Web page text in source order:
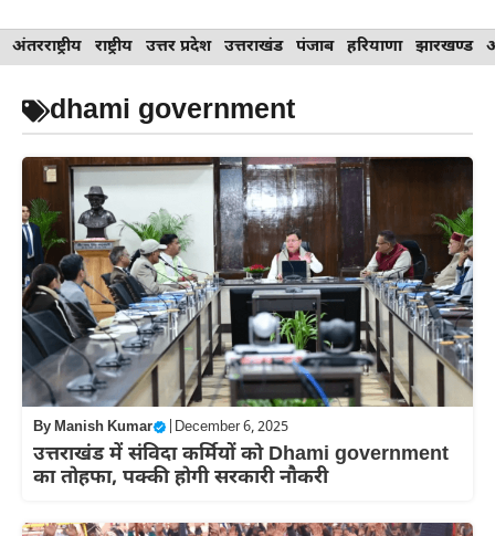
Skip
to
content
अंतरराष्ट्रीय राष्ट्रीय उत्तर प्रदेश उत्तराखंड पंजाब हरियाणा झारखण्ड
dhami government
ByManish Kumar December 6, 2025
उत्तराखंड में संविदा कर्मियों को Dhami government
का तोहफा, पक्की होगी सरकारी नौकरी